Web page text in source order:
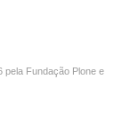
pela Fundação Plone e